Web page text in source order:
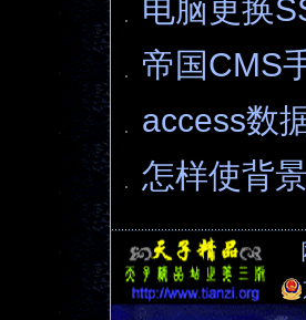
电脑更换
帝国CMS
access数
怎样使背